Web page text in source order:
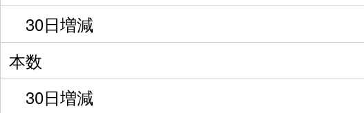
30日増減
本数
30日増減